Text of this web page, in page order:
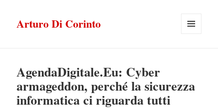
Arturo Di Corinto
AgendaDigitale.Eu: Cyber
armageddon, perché la sicurezza
informatica ci riguarda tutti